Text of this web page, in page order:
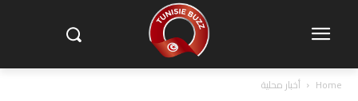
Home أخبار محلية